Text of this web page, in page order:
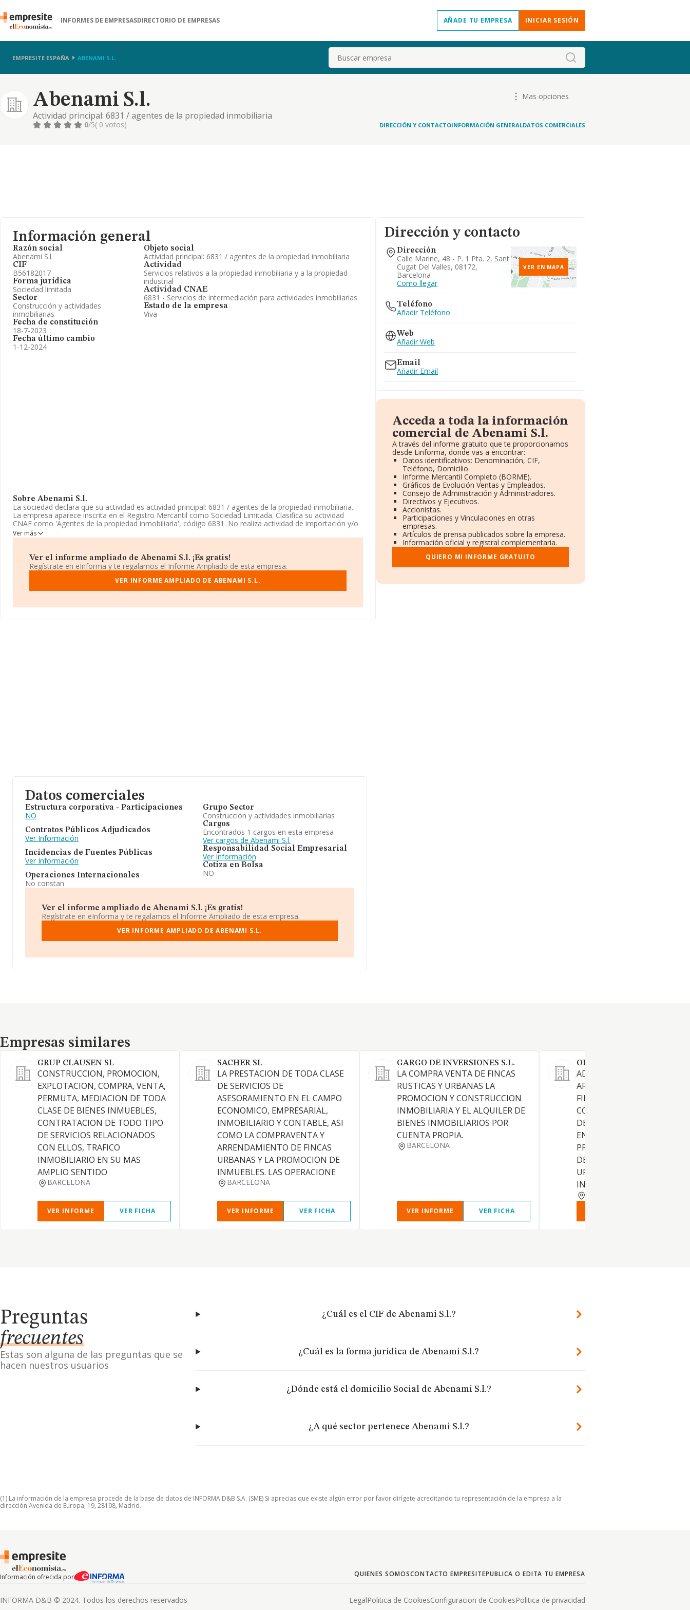
INFORMES DE EMPRESASDIRECTORIO DE EMPRESAS AÑADE TU EMPRESA INICIAR SESIÓN
EMPRESITE ESPAÑA ABENAMI S.L. Buscar
Abenami S.l.
Actividad principal: 6831 / agentes de la propiedad inmobiliaria
Mas opciones
0/5( 0 votos) DIRECCIÓN Y CONTACTOINFORMACIÓN GENERALDATOS COMERCIALES
Información general
Razón social
Abenami S.l.
CIF
B56182017
Forma jurídica
Sociedad limitada
Sector
Construcción y actividades
inmobiliarias
Fecha de constitución
18-7-2023
Fecha último cambio
1-12-2024
Objeto social
Actividad principal: 6831 / agentes de la propiedad inmobiliaria
Actividad
Servicios relativos a la propiedad inmobiliaria y a la propiedad
industrial
Actividad CNAE
6831 - Servicios de intermediación para actividades inmobiliarias
Estado de la empresa
Viva
Sobre Abenami S.l.
La sociedad declara que su actividad es actividad principal: 6831 / agentes de la propiedad inmobiliaria.
La empresa aparece inscrita en el Registro Mercantil como Sociedad Limitada. Clasifica su actividad
CNAE como 'Agentes de la propiedad inmobiliaria', código 6831. No realiza actividad de importación y/o
exportación.
(08172), en el municipio de Sant Cugat Del Vallés, en Barcelona, Cataluña.
En relación con el sector y disponiendo de los datos de hasta 54.122 empresas, a nivel nacional la
facturación asciende a 4.318 millones de euros y el promedio de la facturación de ventas entre todas las
compañías asciende a los 79 mil euros. Para aportar ulterior información de interés en el ámbito
de 1.
Ver más
Ver el informe ampliado de Abenami S.l. ¡Es gratis!
Regístrate en eInforma y te regalamos el Informe Ampliado de esta empresa.
VER INFORME AMPLIADO DE ABENAMI S.L.
Dirección y contacto
Dirección
Calle Marine, 48 - P. 1 Pta. 2, Sant
Cugat Del Valles, 08172,
Barcelona
Como llegar
VER EN MAPA
Teléfono
Añadir Teléfono
Web
Añadir Web
Email
Añadir Email
Acceda a toda la información
comercial de Abenami S.l.
A través del informe gratuito que te proporcionamos
desde Einforma, donde vas a encontrar:
Datos identificativos: Denominación, CIF,
Teléfono, Domicilio.
Informe Mercantil Completo (BORME).
Gráficos de Evolución Ventas y Empleados.
Consejo de Administración y Administradores.
Directivos y Ejecutivos.
Accionistas.
Participaciones y Vinculaciones en otras
empresas.
Artículos de prensa publicados sobre la empresa.
Información oficial y registral complementaria.
QUIERO MI INFORME GRATUITO
Datos comerciales
Estructura corporativa - Participaciones
NO
Contratos Públicos Adjudicados
Ver Información
Incidencias de Fuentes Públicas
Ver Información
Operaciones Internacionales
No constan
Grupo Sector
Construcción y actividades inmobiliarias
Cargos
Encontrados 1 cargos en esta empresa
Ver cargos de Abenami S.l.
Responsabilidad Social Empresarial
Ver Información
Cotiza en Bolsa
NO
Ver el informe ampliado de Abenami S.l. ¡Es gratis!
Regístrate en eInforma y te regalamos el Informe Ampliado de esta empresa.
VER INFORME AMPLIADO DE ABENAMI S.L.
Empresas similares
Empresas similares
GRUP CLAUSEN SL
CONSTRUCCION, PROMOCION,
EXPLOTACION, COMPRA, VENTA,
PERMUTA, MEDIACION DE TODA
CLASE DE BIENES INMUEBLES,
CONTRATACION DE TODO TIPO
DE SERVICIOS RELACIONADOS
CON ELLOS, TRAFICO
INMOBILIARIO EN SU MAS
AMPLIO SENTIDO
BARCELONA
VER INFORME VER FICHA
SACHER SL
LA PRESTACION DE TODA CLASE
DE SERVICIOS DE
ASESORAMIENTO EN EL CAMPO
ECONOMICO, EMPRESARIAL,
INMOBILIARIO Y CONTABLE, ASI
COMO LA COMPRAVENTA Y
ARRENDAMIENTO DE FINCAS
URBANAS Y LA PROMOCION DE
INMUEBLES. LAS OPERACIONE
BARCELONA
VER INFORME VER FICHA
GARGO DE INVERSIONES S.L.
LA COMPRA VENTA DE FINCAS
RUSTICAS Y URBANAS LA
PROMOCION Y CONSTRUCCION
INMOBILIARIA Y EL ALQUILER DE
BIENES INMOBILIARIOS POR
CUENTA PROPIA.
BARCELONA
VER INFORME VER FICHA
OPEN FINQUES SL
ADMINISTRACION,
ARRENDAMIENTO NO
FINANCIERO, GESTION Y
COMPRAVENTA DE TODA
DE FINCAS URBANAS Y
EN INTERES Y MANDATO DE
PROPIETARIOS
DE TODA CLASE DE FINCAS
URBANAS Y RUSTICAS EN
INTERES PR
Preguntas
frecuentes
Estas son alguna de las preguntas que se
hacen nuestros usuarios
¿Cuál es el CIF de Abenami S.l.?
¿Cuál es la forma jurídica de Abenami S.l.?
¿Dónde está el domicilio Social de Abenami S.l.?
¿A qué sector pertenece Abenami S.l.?
(1) La información de la empresa procede de la base de datos de INFORMA D&B S.A. (SME) Si aprecias que existe algún error por favor dirígete acreditando tu representación de la empresa a la
dirección Avenida de Europa, 19, 28108, Madrid.
Información ofrecida por QUIENES SOMOSCONTACTO EMPRESITEPUBLICA O EDITA TU EMPRESA
INFORMA D&B © 2024. Todos los derechos reservados LegalPolitica de CookiesConfiguracion de CookiesPolitica de privacidad